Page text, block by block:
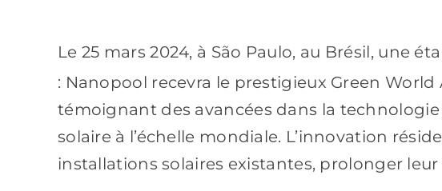
Le 25 mars 2024, à São Paulo, au Brésil, une
: Nanopool recevra le prestigieux Green
témoignant des avancées dans la
solaire à l’échelle mondiale. L’innovation
installations solaires existantes, prolonger